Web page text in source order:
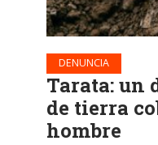
DENUNCIA
Tarata: un
de tierra
hombre